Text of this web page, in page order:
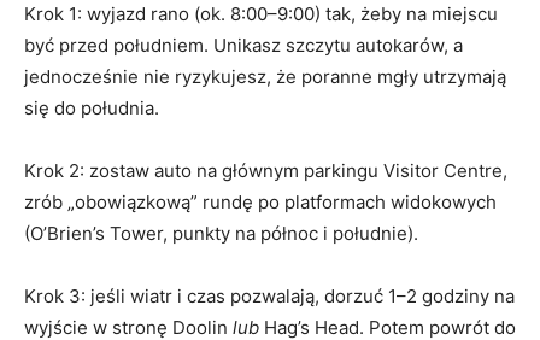
Krok 1: wyjazd rano (ok. 8:00–9:00) tak, żeby na miejscu
być przed południem. Unikasz szczytu autokarów, a
jednocześnie nie ryzykujesz, że poranne mgły utrzymają
się do południa.
Krok 2: zostaw auto na głównym parkingu Visitor Centre,
zrób „obowiązkową” rundę po platformach widokowych
(O’Brien’s Tower, punkty na północ i południe).
Krok 3: jeśli wiatr i czas pozwalają, dorzuć 1–2 godziny na
wyjście w stronę Doolin lub Hag’s Head. Potem powrót do